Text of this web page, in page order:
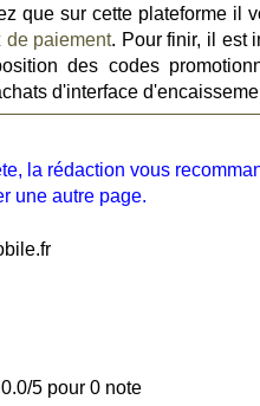
que sur cette plateforme
de paiement. Pour finir, il est
des codes
d'interface
la rédaction vous
une autre page.
0.0/5 pour 0 note